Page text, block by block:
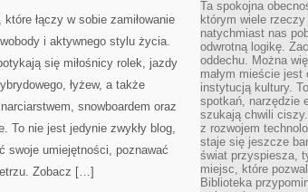
łączy w sobie zamiłowanie
i aktywnego stylu życia.
się miłośnicy rolek, jazdy
łyżew, a także
snowboardem oraz
To nie jest jedynie zwykły blog,
swoje umiejętności, poznawać
Zobacz […]
Ta spokojna
którym wiele
natychmiast nas
odwrotną logikę.
oddechu. Można
małym mieście
instytucją kultury.
spotkań, narzędzie
szukają chwili
z rozwojem
staje się jeszcze
świat przyspiesza,
miejsc, które
Biblioteka